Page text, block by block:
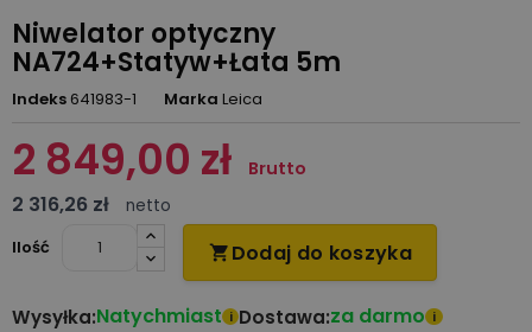
Niwelator optyczny
NA724+Statyw+Łata 5m
Indeks 641983-1 Marka Leica
2 849,00 zł Brutto
2 316,26 zł
netto
Ilość
 Dodaj do koszyka
Wysyłka:Natychmiast i Dostawa:za darmo i